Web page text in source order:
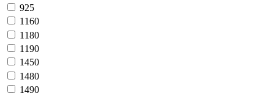
925
1160
1180
1190
1450
1480
1490